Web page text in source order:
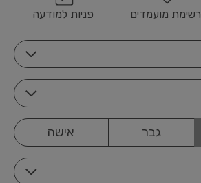
רשימת מועמדים פניות למודעה
אישה גבר